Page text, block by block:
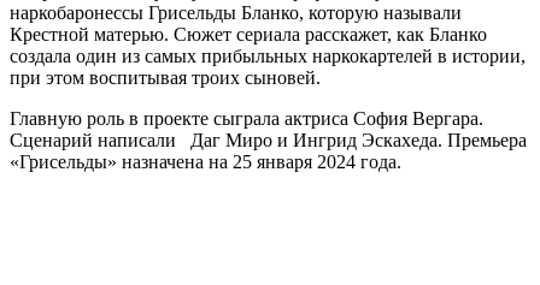
наркобаронессы Грисельды Бланко, которую называли
Крестной матерью. Сюжет сериала расскажет, как Бланко
создала один из самых прибыльных наркокартелей в истории,
при этом воспитывая троих сыновей.
Главную роль в проекте сыграла актриса София Вергара.
Сценарий написали Даг Миро и Ингрид Эскахеда. Премьера
«Грисельды» назначена на 25 января 2024 года.